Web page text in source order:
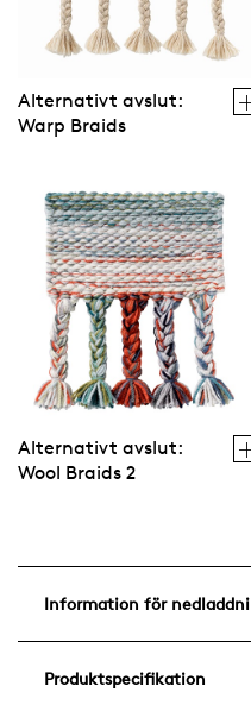
Alternativt avslut:
Warp Braids
Alternativt avslut:
Wool Braids 2
Information för
Produktspecifikation